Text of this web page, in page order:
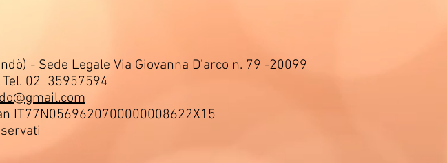
- Sede Legale Via Giovanna D'arco n. 79 -20099
Tel. 02 35957594
IT77N0569620700000008622X15